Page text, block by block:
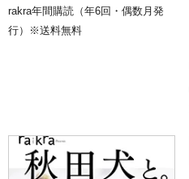
rakra年間購読（年6回・偶数月発
行）※送料無料